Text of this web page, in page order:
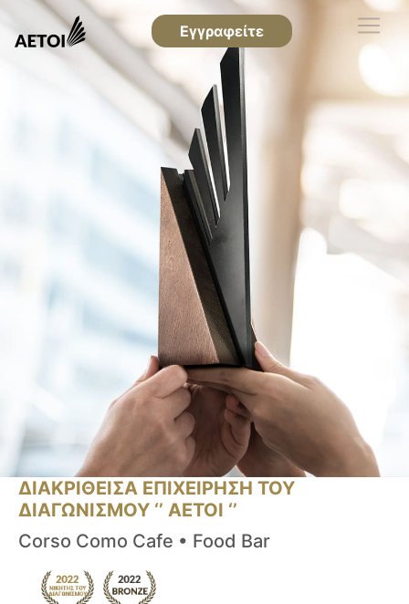
Εγγραφείτε
ΔΙΑΚΡΙΘΕΙΣΑ ΕΠΙΧΕΙΡΗΣΗ ΤΟΥ
ΔΙΑΓΩΝΙΣΜΟΥ ‘’ ΑΕΤΟΙ ‘’
Corso Como Cafe • Food Bar